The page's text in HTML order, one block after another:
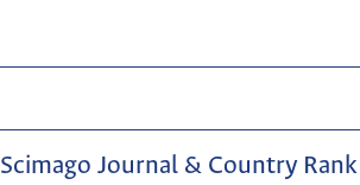
Scimago Journal & Country Rank